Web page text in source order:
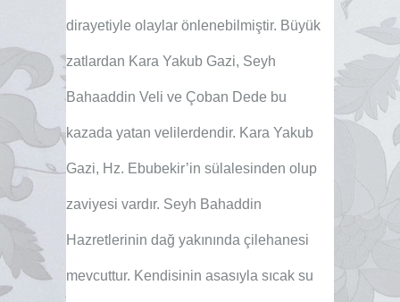
dirayetiyle olaylar önlenebilmiştir. Büyük
zatlardan Kara Yakub Gazi, Seyh
Bahaaddin Veli ve Çoban Dede bu
kazada yatan velilerdendir. Kara Yakub
Gazi, Hz. Ebubekir’in sülalesinden olup
zaviyesi vardır. Seyh Bahaddin
Hazretlerinin dağ yakınında çilehanesi
mevcuttur. Kendisinin asasıyla sıcak su